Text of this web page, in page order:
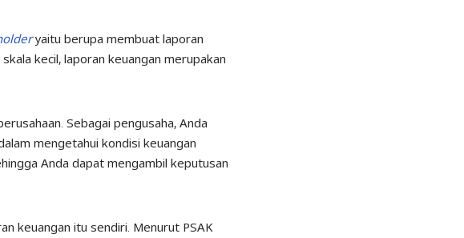
yaitu berupa membuat laporan
kecil, laporan keuangan merupakan
Sebagai pengusaha, Anda
mengetahui kondisi keuangan
Anda dapat mengambil keputusan
keuangan itu sendiri. Menurut PSAK